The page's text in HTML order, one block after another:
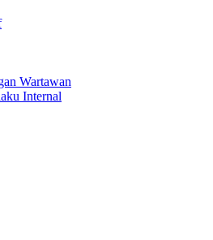
Wartawan
Internal